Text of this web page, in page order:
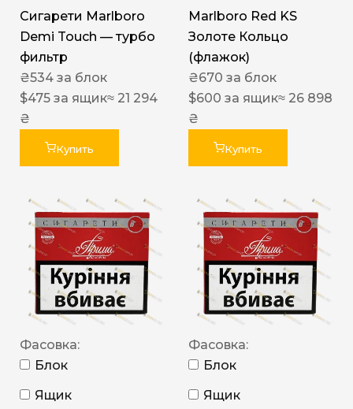
Сигарети Marlboro
Demi Touch — турбо
фильтр
₴534 за блок
$475 за ящик≈ 21 294
₴
Купить
Marlboro Red KS
Золоте Кольцо
(флажок)
₴670 за блок
$600 за ящик≈ 26 898
₴
Купить
Фасовка:
Блок
Ящик
Фасовка:
Блок
Ящик